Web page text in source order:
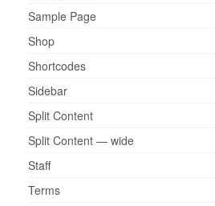
Sample Page
Shop
Shortcodes
Sidebar
Split Content
Split Content — wide
Staff
Terms